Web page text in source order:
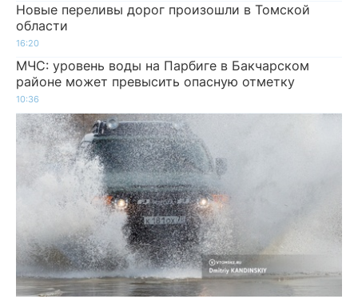
Новые переливы дорог произошли в Томской
области
16:20
МЧС: уровень воды на Парбиге в Бакчарском
районе может превысить опасную отметку
10:36